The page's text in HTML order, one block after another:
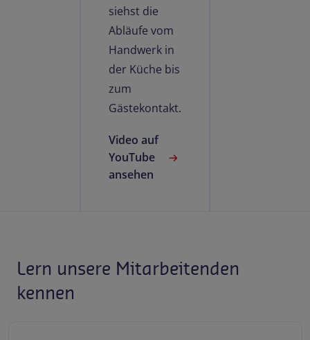
siehst die
Abläufe vom
Handwerk in
der Küche bis
zum
Gästekontakt.
Video auf
YouTube
ansehen
Lern unsere Mitarbeitenden
kennen